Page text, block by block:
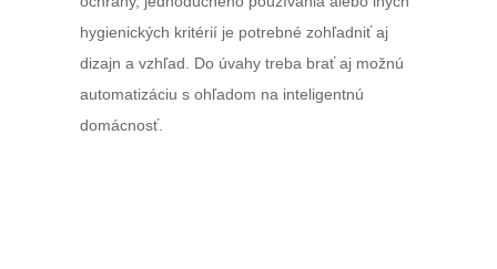
hygienických kritérií je potrebné zohľadniť aj
dizajn a vzhľad. Do úvahy treba brať aj možnú
automatizáciu s ohľadom na inteligentnú
domácnosť.